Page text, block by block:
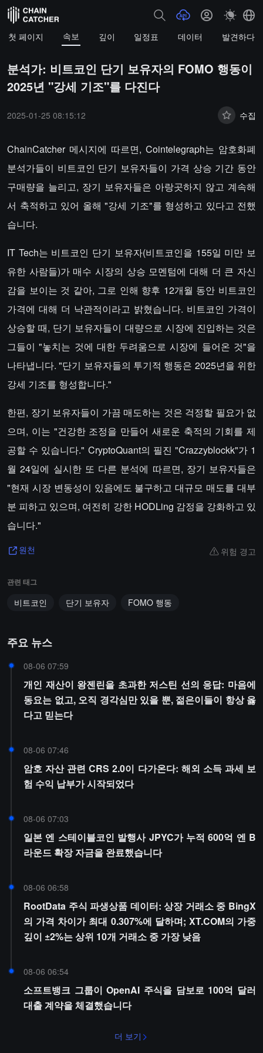
첫 페이지 속보 깊이 일정표 데이터 발견하다
분석가: 비트코인 단기 보유자의 FOMO 행동이
2025년 "강세 기조"를 다진다
2025-01-25 08:15:12 수집
ChainCatcher 메시지에 따르면, Cointelegraph는 암호화폐
분석가들이 비트코인 단기 보유자들이 가격 상승 기간 동안
구매량을 늘리고, 장기 보유자들은 아랑곳하지 않고 계속해
서 축적하고 있어 올해 "강세 기조"를 형성하고 있다고 전했
습니다.
IT Tech는 비트코인 단기 보유자(비트코인을 155일 미만 보
유한 사람들)가 매수 시장의 상승 모멘텀에 대해 더 큰 자신
감을 보이는 것 같아, 그로 인해 향후 12개월 동안 비트코인
가격에 대해 더 낙관적이라고 밝혔습니다. 비트코인 가격이
상승할 때, 단기 보유자들이 대량으로 시장에 진입하는 것은
그들이 "놓치는 것에 대한 두려움으로 시장에 들어온 것"을
나타냅니다. "단기 보유자들의 투기적 행동은 2025년을 위한
강세 기조를 형성합니다."
한편, 장기 보유자들이 가끔 매도하는 것은 걱정할 필요가 없
으며, 이는 "건강한 조정을 만들어 새로운 축적의 기회를 제
공할 수 있습니다." CryptoQuant의 필진 "Crazzyblockk"가 1
월 24일에 실시한 또 다른 분석에 따르면, 장기 보유자들은
"현재 시장 변동성이 있음에도 불구하고 대규모 매도를 대부
분 피하고 있으며, 여전히 강한 HODLing 감정을 강화하고 있
습니다."
원천 위험 경고
관련 태그
비트코인 단기 보유자 FOMO 행동
주요 뉴스
08-06 07:59
개인 재산이 왕젠린을 초과한 저스틴 선의 응답: 마음에
동요는 없고, 오직 경각심만 있을 뿐, 젊은이들이 항상 옳
다고 믿는다
08-06 07:46
암호 자산 관련 CRS 2.0이 다가온다: 해외 소득 과세 보
험 수익 납부가 시작되었다
08-06 07:03
일본 엔 스테이블코인 발행사 JPYC가 누적 600억 엔 B
라운드 확장 자금을 완료했습니다
08-06 06:58
RootData 주식 파생상품 데이터: 상장 거래소 중 BingX
의 가격 차이가 최대 0.307%에 달하며; XT.COM의 가중
깊이 ±2%는 상위 10개 거래소 중 가장 낮음
08-06 06:54
소프트뱅크 그룹이 OpenAI 주식을 담보로 100억 달러
대출 계약을 체결했습니다
더 보기